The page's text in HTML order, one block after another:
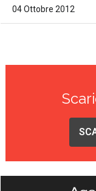
04 Ottobre 2012